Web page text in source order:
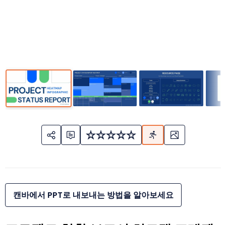
캔바에서 PPT로 내보내는 방법을 알아보세요